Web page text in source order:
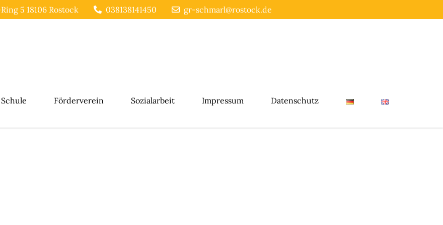
5 18106 Rostock 038138141450 gr-schmarl@rostock.de
Förderverein Sozialarbeit Impressum Datenschutz